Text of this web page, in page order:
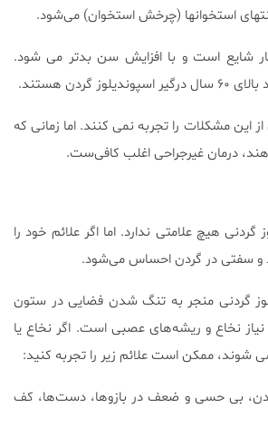
استخوانها (چرخش استخوان) می‌شود.
شایع است و با افزایش سن بدتر می شود.
از این مشکلات را تجربه نمی کنند. اما زمانی که
درمان غیرجراحی اغلب کافی‌ست.
گردنی هیچ علامتی ندارد. اما اگر علائم خود را
و سفتی در گردن احساس می‌شود.
گردنی منجر به تنگ شدن فضایی در ستون
نخاع و ریشه‌های عصبی است. اگر نخاع یا
شوند، ممکن است علائم زیر را تجربه کنید:
بی حسی و ضعف در بازوها، دست‌ها، کف